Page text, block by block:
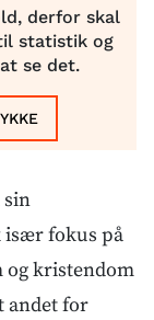
derfor skal
statistik og
se det.
sin
fokus på
og kristendom
andet for